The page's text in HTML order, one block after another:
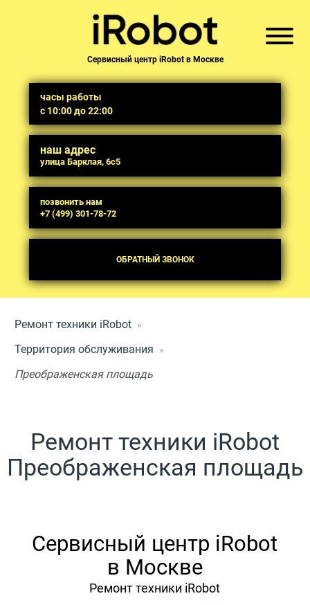
Сервисный центр iRobot в Москве
часы работы
с 10:00 до 22:00
наш адрес
улица Барклая, 6с5
позвонить нам
+7 (499) 301-78-72
ОБРАТНЫЙ ЗВОНОК
Ремонт техники iRobot
Территория обслуживания
Преображенская площадь
Ремонт техники iRobot
Преображенская площадь
Сервисный центр iRobot
в Москве
Ремонт техники iRobot